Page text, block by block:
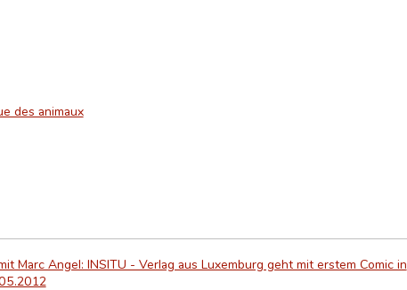
des animaux
Marc Angel: INSITU - Verlag aus Luxemburg geht mit erstem Comic in